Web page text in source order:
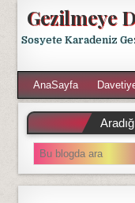
Gezilmeye
Sosyete Karadeniz
AnaSayfa
S
e